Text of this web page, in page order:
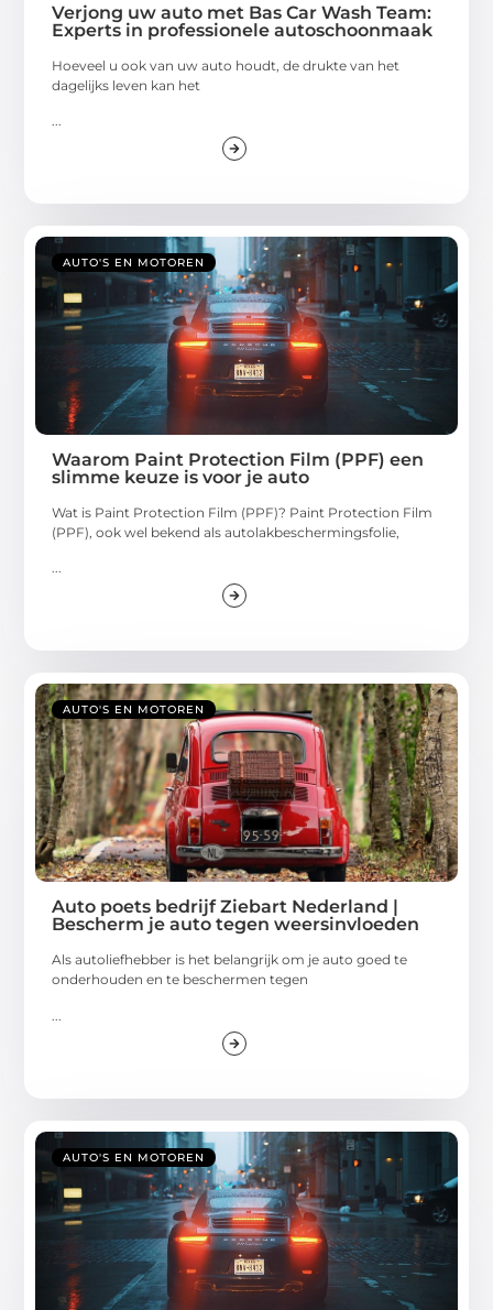
Verjong uw auto met Bas Car Wash Team:
Experts in professionele autoschoonmaak
Hoeveel u ook van uw auto houdt, de drukte van het
dagelijks leven kan het
AUTO'S EN MOTOREN
Waarom Paint Protection Film (PPF) een
slimme keuze is voor je auto
Wat is Paint Protection Film (PPF)? Paint Protection Film
(PPF), ook wel bekend als autolakbeschermingsfolie,
...
AUTO'S EN MOTOREN
Auto poets bedrijf Ziebart Nederland |
Bescherm je auto tegen weersinvloeden
Als autoliefhebber is het belangrijk om je auto goed te
onderhouden en te beschermen tegen
AUTO'S EN MOTOREN